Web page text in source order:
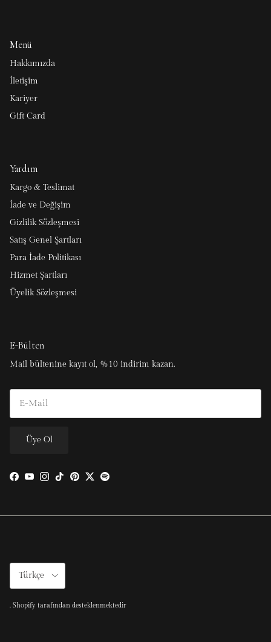
Menü
Hakkımızda
İletişim
Kariyer
Gift Card
Yardım
Kargo & Teslimat
İade ve Değişim
Gizlilik Sözleşmesi
Satış Genel Şartları
Para İade Politikası
Hizmet Şartları
Üyelik Sözleşmesi
E-Bülten
Mail bültenine kayıt ol, %10 indirim kazan.
Üye Ol
Facebook
YouTube
Instagram
TikTokPinterest
TwitterSpotify
Türkçe
Shopify tarafından desteklenmektedir